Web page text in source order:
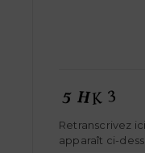
Retranscrivez
apparaît ci-